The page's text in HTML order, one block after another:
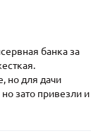
банка за
но для дачи
зато привезли и